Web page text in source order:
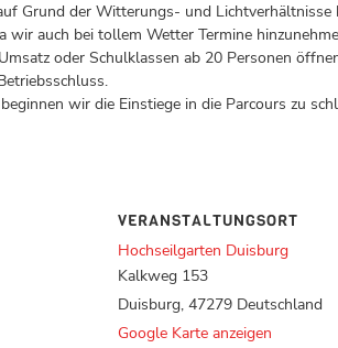
Grund der Witterungs- und Lichtverhältnisse
auch bei tollem Wetter Termine
oder Schulklassen ab 20 Personen
wir die Einstiege in die Parcours zu
VERANSTALTUNGSORT
Hochseilgarten Duisburg
Kalkweg 153
Duisburg, 47279 Deutschland
Google Karte anzeigen